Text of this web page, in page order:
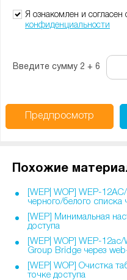
-
Я ознакомлен и согласен
конфиденциальности
Введите сумму 2 + 6
Предпросмотр
Похожие
[WEP| WOP] WEP-
черного/белого
[WEP] Минимальная
доступа
[WEP| WOP] WEP-
Group Bridge через
[WEP| WOP] Очистка
точке доступа